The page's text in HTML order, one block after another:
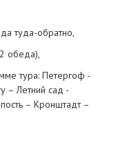
туда-обратно,
обеда),
тура: Петергоф -
– Летний сад -
– Кронштадт –